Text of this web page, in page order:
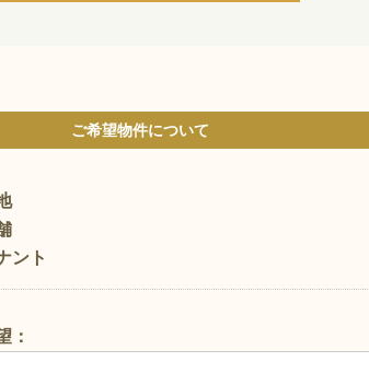
ご希望物件について
ント
：